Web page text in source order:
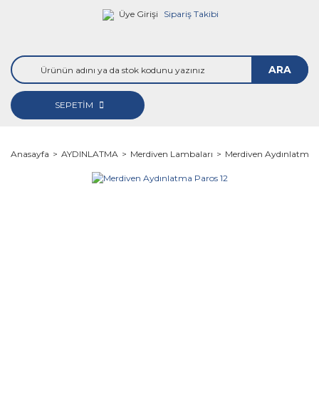
Üye Girişi Sipariş Takibi
ARA
SEPETİM
Anasayfa AYDINLATMA Merdiven Lambaları Merdiven Aydınlatma